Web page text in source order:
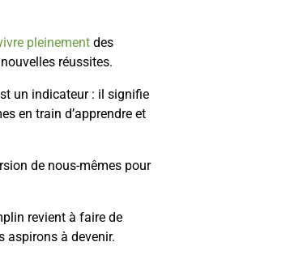
pleinement des
réussites.
un indicateur : il signifie
en train d’apprendre et
de nous-mêmes pour
revient à faire de
aspirons à devenir.